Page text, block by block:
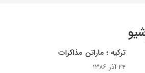
ترکیه ؛ ماراتن مذاکرات
۲۴ آذر ۱۳۸۶